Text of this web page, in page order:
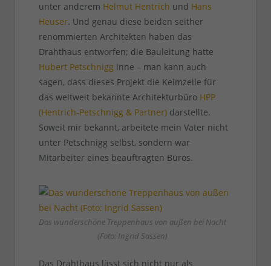
unter anderem Helmut Hentrich und Hans
Heuser. Und genau diese beiden seither
renommierten Architekten haben das
Drahthaus entworfen; die Bauleitung hatte
Hubert Petschnigginne – man kann auch
sagen, dass dieses Projekt die Keimzelle für
das weltweit bekannte Architekturbüro HPP
(Hentrich-Petschnigg & Partner)darstellte.
Soweit mir bekannt, arbeitete mein Vater nicht
unter Petschnigg selbst, sondern war
Mitarbeiter eines beauftragten Büros.
Das wunderschöne Treppenhaus von außen bei Nacht
(Foto: Ingrid Sassen)
Das Drahthaus lässt sich nicht nur als